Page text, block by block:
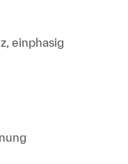
einphasig